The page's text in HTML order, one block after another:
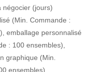
négocier (jours)
(Min. Commande :
emballage personnalisé
: 100 ensembles),
graphique (Min.
ensembles)